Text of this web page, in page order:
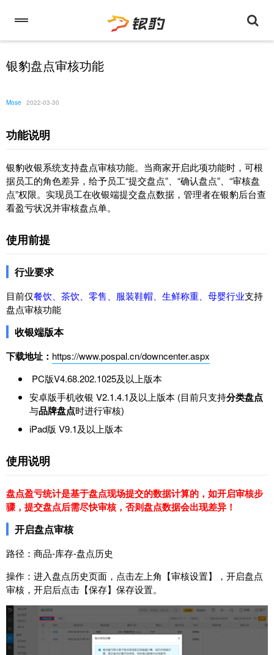
银豹盘点审核功能
Mose 2022-03-30
功能说明
银豹收银系统支持盘点审核功能。当商家开启此项功能时，可根
据员工的角色差异，给予员工“提交盘点”、“确认盘点”、“审核盘
点”权限。实现员工在收银端提交盘点数据，管理者在银豹后台查
看盈亏状况并审核盘点单。
使用前提
行业要求
目前仅餐饮、茶饮、零售、服装鞋帽、生鲜称重、母婴行业支持
盘点审核功能
收银端版本
下载地址： https://www.pospal.cn/downcenter.aspx
PC版V4.68.202.1025及以上版本
安卓版手机收银 V2.1.4.1及以上版本 (目前只支持分类盘点
与品牌盘点时进行审核)
iPad版 V9.1及以上版本
使用说明
盘点盈亏统计是基于盘点现场提交的数据计算的，如开启审核步
骤，提交盘点后需尽快审核，否则盘点数据会出现差异！
开启盘点审核
路径：商品-库存-盘点历史
操作：进入盘点历史页面，点击左上角【审核设置】，开启盘点
审核，开启后点击【保存】保存设置。